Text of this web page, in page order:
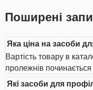
Поширені
Яка ціна на засоби
Вартість товару в
пролежнів починається
Які засоби для